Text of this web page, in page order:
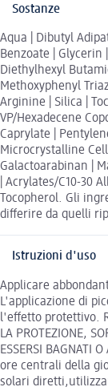
Sostanze
Aqua | Dibutyl
Benzoate | Glycerin
Diethylhexyl
Methoxyphenyl
Arginine | Silica |
VP/Hexadecene
Caprylate |
Microcrystalline
Galactoarabinan |
| Acrylates/C10-30
Tocopherol. Gli
differire da quelli
Istruzioni d'uso
Applicare
L'applicazione di
l'eﬀetto protettivo.
LA PROTEZIONE,
ESSERSI BAGNATI
ore centrali della
solari